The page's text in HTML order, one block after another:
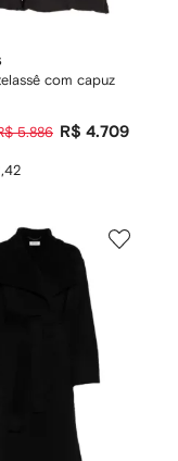
com capuz
5.886 R$ 4.709